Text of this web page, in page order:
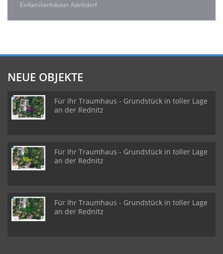
Einfamilienhäuser Adelsdorf
NEUE OBJEKTE
Für Ihr Traumhaus - Grundstück in toller Lage
an der Rednitz
Für Ihr Traumhaus - Grundstück in toller Lage
an der Rednitz
Für Ihr Traumhaus - Grundstück in toller Lage
an der Rednitz